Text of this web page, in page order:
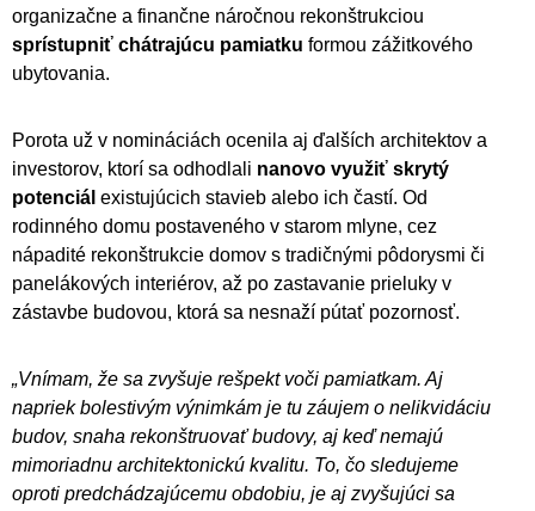
organizačne a finančne náročnou rekonštrukciou
sprístupniť chátrajúcu pamiatku formou zážitkového
ubytovania.
Porota už v nomináciách ocenila aj ďalších architektov a
investorov, ktorí sa odhodlali nanovo využiť skrytý
potenciál existujúcich stavieb alebo ich častí. Od
rodinného domu postaveného v starom mlyne, cez
nápadité rekonštrukcie domov s tradičnými pôdorysmi či
panelákových interiérov, až po zastavanie prieluky v
zástavbe budovou, ktorá sa nesnaží pútať pozornosť.
„Vnímam, že sa zvyšuje rešpekt voči pamiatkam. Aj
napriek bolestivým výnimkám je tu záujem o nelikvidáciu
budov, snaha rekonštruovať budovy, aj keď nemajú
mimoriadnu architektonickú kvalitu. To, čo sledujeme
oproti predchádzajúcemu obdobiu, je aj zvyšujúci sa